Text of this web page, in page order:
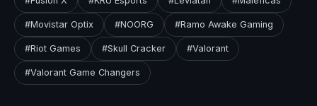
#Movistar Optix #NOORG #Ramo Awake Gaming
#Riot Games #Skull Cracker #Valorant
#Valorant Game Changers